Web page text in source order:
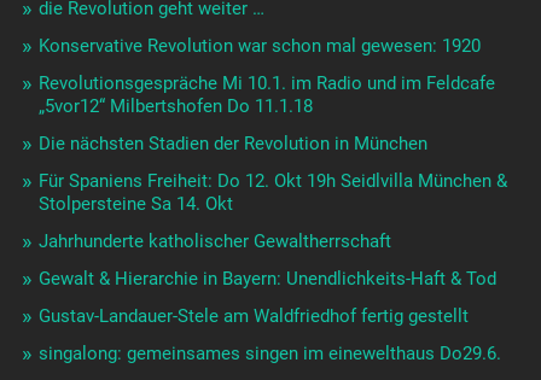
die Revolution geht weiter …
Konservative Revolution war schon mal gewesen: 1920
Revolutionsgespräche Mi 10.1. im Radio und im Feldcafe
„5vor12“ Milbertshofen Do 11.1.18
Die nächsten Stadien der Revolution in München
Für Spaniens Freiheit: Do 12. Okt 19h Seidlvilla München &
Stolpersteine Sa 14. Okt
Jahrhunderte katholischer Gewaltherrschaft
Gewalt & Hierarchie in Bayern: Unendlichkeits-Haft & Tod
Gustav-Landauer-Stele am Waldfriedhof fertig gestellt
singalong: gemeinsames singen im einewelthaus Do29.6.